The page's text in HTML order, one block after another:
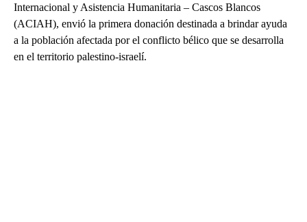
Internacional y Asistencia Humanitaria – Cascos Blancos
(ACIAH), envió la primera donación destinada a brindar ayuda
a la población afectada por el conflicto bélico que se desarrolla
en el territorio palestino-israelí.